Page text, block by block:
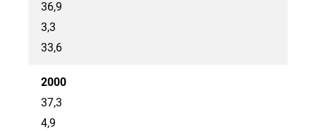
36,9
3,3
33,6
2000
37,3
4,9